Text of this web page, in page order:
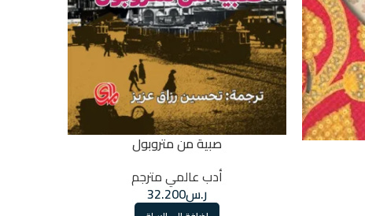
صبية من متروبول
أدب عالمي مترجم
ر.س32.200